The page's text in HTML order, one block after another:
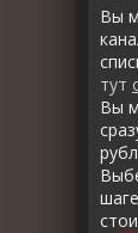
Вы
тут
Вы